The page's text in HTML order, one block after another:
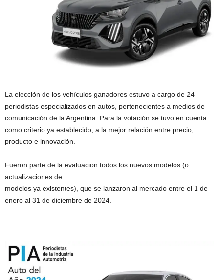
La elección de los vehículos ganadores estuvo a cargo de 24
periodistas especializados en autos, pertenecientes a medios de
comunicación de la Argentina. Para la votación se tuvo en cuenta
como criterio ya establecido, a la mejor relación entre precio,
producto e innovación.
Fueron parte de la evaluación todos los nuevos modelos (o
actualizaciones de
modelos ya existentes), que se lanzaron al mercado entre el 1 de
enero al 31 de diciembre de 2024.